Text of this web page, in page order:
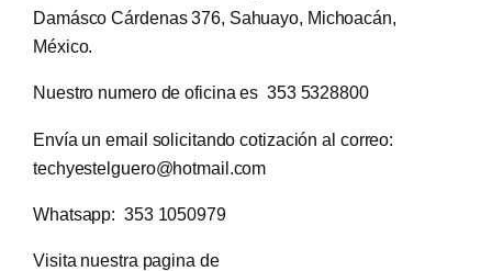
Damásco Cárdenas 376, Sahuayo, Michoacán,
México.
Nuestro numero de oficina es 353 5328800
Envía un email solicitando cotización al correo:
techyestelguero@hotmail.com
Whatsapp: 353 1050979
Visita nuestra pagina de